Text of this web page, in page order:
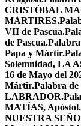
CRISTÓBAL
MÁRTIRES.
VII de Pascua.
de Pascua.
Papa y Mártir.
Solemnidad, LA
16 de Mayo del
Mártir.Palabra
LABRADOR.
MATÍAS, Apóstol.
NUESTRA